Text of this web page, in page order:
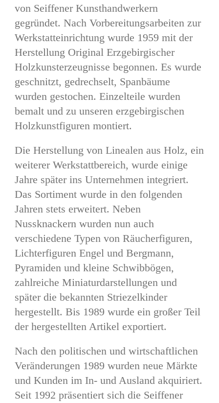
von Seiffener Kunsthandwerkern
gegründet. Nach Vorbereitungsarbeiten zur
Werkstatteinrichtung wurde 1959 mit der
Herstellung Original Erzgebirgischer
Holzkunsterzeugnisse begonnen. Es wurde
geschnitzt, gedrechselt, Spanbäume
wurden gestochen. Einzelteile wurden
bemalt und zu unseren erzgebirgischen
Holzkunstfiguren montiert.
Die Herstellung von Linealen aus Holz, ein
weiterer Werkstattbereich, wurde einige
Jahre später ins Unternehmen integriert.
Das Sortiment wurde in den folgenden
Jahren stets erweitert. Neben
Nussknackern wurden nun auch
verschiedene Typen von Räucherfiguren,
Lichterfiguren Engel und Bergmann,
Pyramiden und kleine Schwibbögen,
zahlreiche Miniaturdarstellungen und
später die bekannten Striezelkinder
hergestellt. Bis 1989 wurde ein großer Teil
der hergestellten Artikel exportiert.
Nach den politischen und wirtschaftlichen
Veränderungen 1989 wurden neue Märkte
und Kunden im In- und Ausland akquiriert.
Seit 1992 präsentiert sich die Seiffener